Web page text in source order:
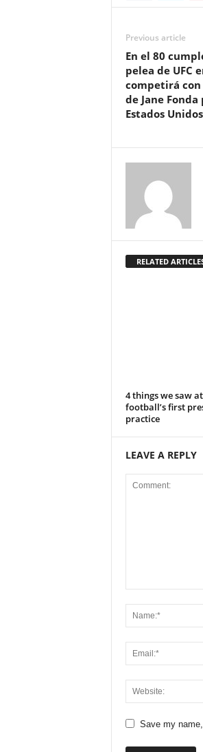
Previous article
En el 80
pelea de UFC
competirá con
de Jane
Estados
RELATED
4 things we saw
football’s first
practice
LEAVE A REPLY
Save my